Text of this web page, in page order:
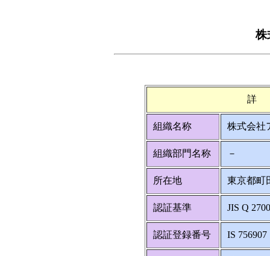
株
詳
組織名称 株式会社
組織部門名称 －
所在地 東京都町
認証基準 JIS Q
認証登録番号 IS 756907